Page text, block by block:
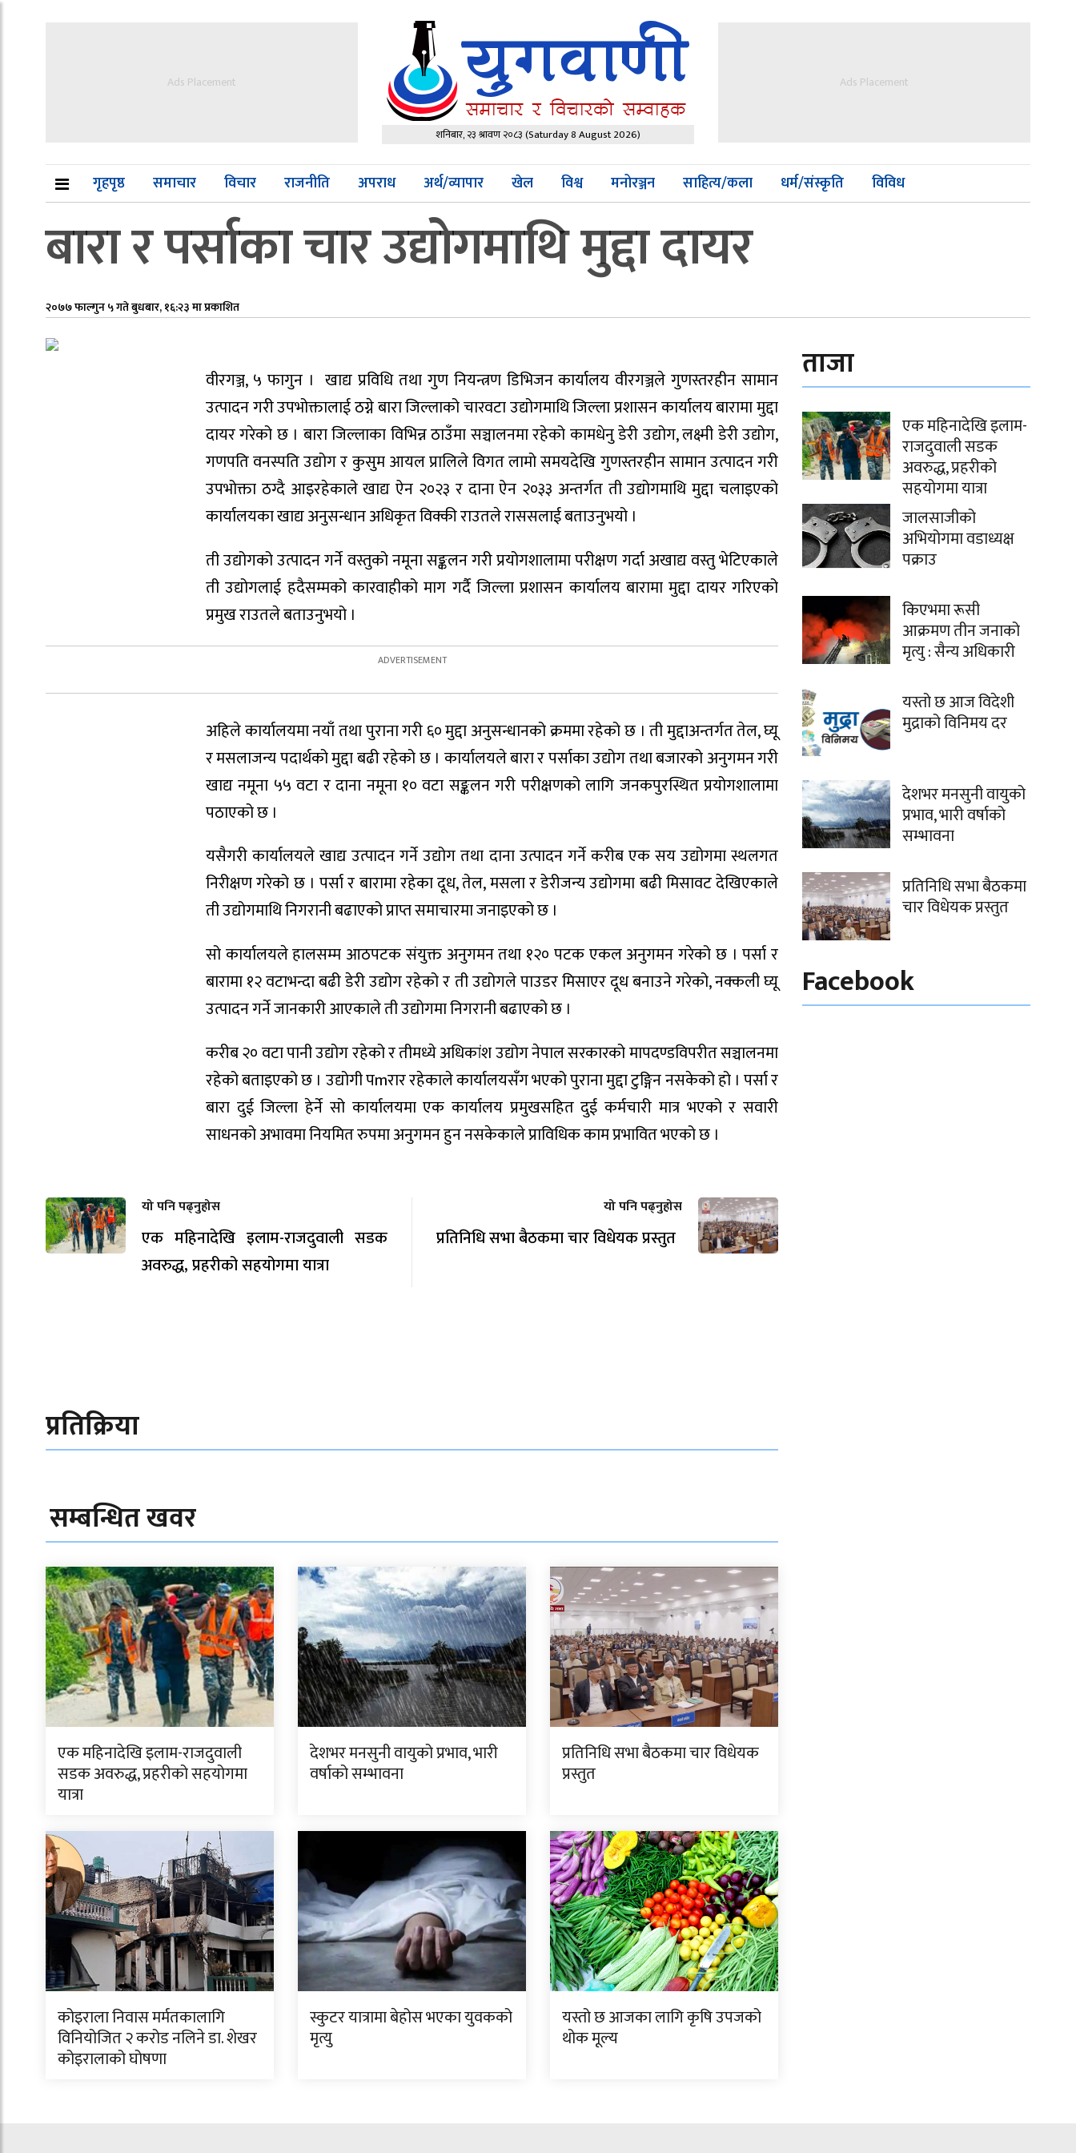
Ads Placement
शनिबार, २३ श्रावण २०८३(Saturday 8 August 2026)
Ads Placement
गृहपृष्ठ समाचार विचार राजनीति अपराध अर्थ/व्यापार खेल विश्व मनोरञ्जन साहित्य/कला धर्म/संस्कृति विविध
बारा र पर्साका चार उद्योगमाथि मुद्दा दायर
२०७७ फाल्गुन ५ गते बुधबार, १६:२३ मा प्रकाशित
वीरगञ्ज, ५ फागुन । खाद्य प्रविधि तथा गुण नियन्त्रण डिभिजन कार्यालय वीरगञ्जले गुणस्तरहीन सामान
उत्पादन गरी उपभोक्तालाई ठग्ने बारा जिल्लाको चारवटा उद्योगमाथि जिल्ला प्रशासन कार्यालय बारामा मुद्दा
दायर गरेको छ । बारा जिल्लाका विभिन्न ठाउँमा सञ्चालनमा रहेको कामधेनु डेरी उद्योग, लक्ष्मी डेरी उद्योग,
गणपति वनस्पति उद्योग र कुसुम आयल प्रालिले विगत लामो समयदेखि गुणस्तरहीन सामान उत्पादन गरी
उपभोक्ता ठग्दै आइरहेकाले खाद्य ऐन २०२३ र दाना ऐन २०३३ अन्तर्गत ती उद्योगमाथि मुद्दा चलाइएको
कार्यालयका खाद्य अनुसन्धान अधिकृत विक्की राउतले राससलाई बताउनुभयो ।
ती उद्योगको उत्पादन गर्ने वस्तुको नमूना सङ्कलन गरी प्रयोगशालामा परीक्षण गर्दा अखाद्य वस्तु भेटिएकाले
ती उद्योगलाई हदैसम्मको कारवाहीको माग गर्दै जिल्ला प्रशासन कार्यालय बारामा मुद्दा दायर गरिएको
प्रमुख राउतले बताउनुभयो ।
अहिले कार्यालयमा नयाँ तथा पुराना गरी ६० मुद्दा अनुसन्धानको क्रममा रहेको छ । ती मुद्दाअन्तर्गत तेल, घ्यू
र मसलाजन्य पदार्थको मुद्दा बढी रहेको छ । कार्यालयले बारा र पर्साका उद्योग तथा बजारको अनुगमन गरी
खाद्य नमूना ५५ वटा र दाना नमूना १० वटा सङ्कलन गरी परीक्षणको लागि जनकपुरस्थित प्रयोगशालामा
पठाएको छ ।
यसैगरी कार्यालयले खाद्य उत्पादन गर्ने उद्योग तथा दाना उत्पादन गर्ने करीब एक सय उद्योगमा स्थलगत
निरीक्षण गरेको छ । पर्सा र बारामा रहेका दूध, तेल, मसला र डेरीजन्य उद्योगमा बढी मिसावट देखिएकाले
ती उद्योगमाथि निगरानी बढाएको प्राप्त समाचारमा जनाइएको छ ।
सो कार्यालयले हालसम्म आठपटक संयुक्त अनुगमन तथा १२० पटक एकल अनुगमन गरेको छ । पर्सा र
बारामा १२ वटाभन्दा बढी डेरी उद्योग रहेको र ती उद्योगले पाउडर मिसाएर दूध बनाउने गरेको, नक्कली घ्यू
उत्पादन गर्ने जानकारी आएकाले ती उद्योगमा निगरानी बढाएको छ ।
करीब २० वटा पानी उद्योग रहेको र तीमध्ये अधिकांश उद्योग नेपाल सरकारको मापदण्डविपरीत सञ्चालनमा
रहेको बताइएको छ । उद्योगी पmरार रहेकाले कार्यालयसँग भएको पुराना मुद्दा टुङ्गिन नसकेको हो । पर्सा र
बारा दुई जिल्ला हेर्ने सो कार्यालयमा एक कार्यालय प्रमुखसहित दुई कर्मचारी मात्र भएको र सवारी
साधनको अभावमा नियमित रुपमा अनुगमन हुन नसकेकाले प्राविधिक काम प्रभावित भएको छ ।
यो पनि पढ्नुहोस
एक महिनादेखि इलाम-राजदुवाली सडक
अवरुद्ध, प्रहरीको सहयोगमा यात्रा
यो पनि पढ्नुहोस
प्रतिनिधि सभा बैठकमा चार विधेयक प्रस्तुत
प्रतिक्रिया
सम्बन्धित खवर
एक महिनादेखि इलाम-राजदुवाली
सडक अवरुद्ध, प्रहरीको सहयोगमा
यात्रा
देशभर मनसुनी वायुको प्रभाव, भारी
वर्षाको सम्भावना
प्रतिनिधि सभा बैठकमा चार विधेयक
प्रस्तुत
कोइराला निवास मर्मतकालागि
विनियोजित २ करोड नलिने डा. शेखर
कोइरालाको घोषणा
स्कुटर यात्रामा बेहोस भएका युवकको
मृत्यु
यस्तो छ आजका लागि कृषि उपजको
थोक मूल्य
ताजा
एक महिनादेखि इलाम-
राजदुवाली सडक
अवरुद्ध, प्रहरीको
सहयोगमा यात्रा
जालसाजीको
अभियोगमा वडाध्यक्ष
पक्राउ
किएभमा रूसी
आक्रमण तीन जनाको
मृत्यु : सैन्य अधिकारी
यस्तो छ आज विदेशी
मुद्राको विनिमय दर
देशभर मनसुनी वायुको
प्रभाव, भारी वर्षाको
सम्भावना
प्रतिनिधि सभा बैठकमा
चार विधेयक प्रस्तुत
Facebook